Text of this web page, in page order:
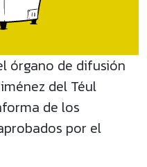
órgano de difusión
del Téul
de los
por el